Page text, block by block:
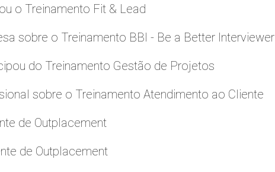
o Treinamento Fit & Lead
sobre o Treinamento BBI - Be a Better Interviewer
do Treinamento Gestão de Projetos
sobre o Treinamento Atendimento ao Cliente
de Outplacement
de Outplacement